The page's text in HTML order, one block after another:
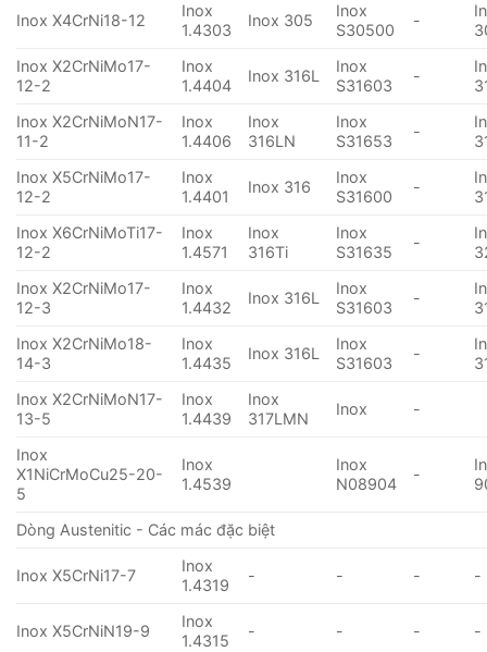
Inox X4CrNi18-12
Inox
1.4303
Inox 305
Inox
S30500
-
Inox X2CrNiMo17-
12-2
Inox
1.4404
Inox 316L
Inox
S31603
-
Inox X2CrNiMoN17-
11-2
Inox
1.4406
Inox
316LN
Inox
S31653
-
Inox X5CrNiMo17-
12-2
Inox
1.4401
Inox 316
Inox
S31600
-
Inox X6CrNiMoTi17-
12-2
Inox
1.4571
Inox
316Ti
Inox
S31635
-
Inox X2CrNiMo17-
12-3
Inox
1.4432
Inox 316L
Inox
S31603
-
Inox X2CrNiMo18-
14-3
Inox
1.4435
Inox 316L
Inox
S31603
-
Inox X2CrNiMoN17-
13-5
Inox
1.4439
Inox
317LMN
Inox -
Inox
X1NiCrMoCu25-20-
5
Inox
1.4539
Inox
N08904
-
Dòng Austenitic - Các mác đặc biệt
Inox X5CrNi17-7
Inox
1.4319
- - - -
Inox X5CrNiN19-9
Inox
1.4315
- - - -